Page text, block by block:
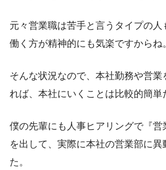
元々営業職は苦手と言うタイプの
働く方が精神的にも気楽ですからね
そんな状況なので、本社勤務や営
れば、本社にいくことは比較的簡単
僕の先輩にも人事ヒアリングで『営
を出して、実際に本社の営業部に異
た。